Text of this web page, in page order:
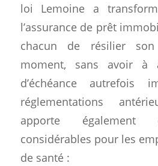
loi Lemoine a
l’assurance de prêt
chacun de résilier
moment, sans avoir à
d’échéance autrefois
réglementations
apporte également
considérables pour les
de santé :